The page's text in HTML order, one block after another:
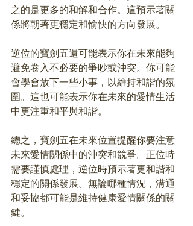
之的是更多的和解和合作。這預示著關
係將朝著更穩定和愉快的方向發展。
逆位的寶劍五還可能表示你在未來能夠
避免卷入不必要的爭吵或沖突。你可能
會學會放下一些小事，以維持和諧的氛
圍。這也可能表示你在未來的愛情生活
中更注重和平與和諧。
總之，寶劍五在未來位置提醒你要注意
未來愛情關係中的沖突和競爭。正位時
需要謹慎處理，逆位時預示著更和諧和
穩定的關係發展。無論哪種情況，溝通
和妥協都可能是維持健康愛情關係的關
鍵。